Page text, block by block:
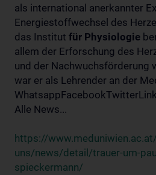
als international anerkannter
Energiestoffwechsel des
das Institut für Physiologie
allem der Erforschung des
und der Nachwuchsförderung
war er als Lehrender an der
Alle News...
https://
uns/news/detail/trauer-um-
spieckermann/